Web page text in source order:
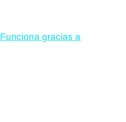
Funciona gracias a